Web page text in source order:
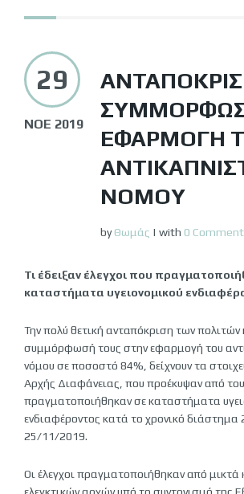
29
ΝΟΈ 2019
ΕΦΑΡΜΟΓΉ
ΝΌΜΟΥ
byΘωμάς | with 0 Comment
Τι έδειξαν έλεγχοι που
καταστήματα υγειονομικού
Την πολύ θετική ανταπόκριση των πολιτών
συμμόρφωσή τους στην εφαρμογή του
νόμου σε ποσοστό 84%, δείχνουν τα
Αρχής Διαφάνειας, που προέκυψαν από
πραγματοποιήθηκαν σε καταστήματα
ενδιαφέροντος κατά το χρονικό
25/11/2019.
Οι έλεγχοι πραγματοποιήθηκαν από μικτά